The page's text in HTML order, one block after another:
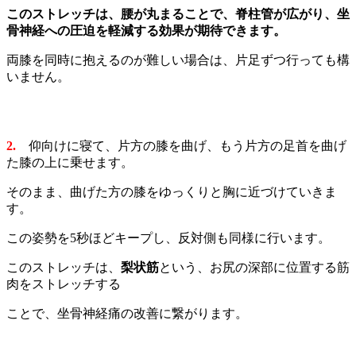
このストレッチは、腰が丸まることで、脊柱管が広がり、坐
骨神経への圧迫を軽減する効果が期待できます。
両膝を同時に抱えるのが難しい場合は、片足ずつ行っても構
いません。
2. 仰向けに寝て、片方の膝を曲げ、もう片方の足首を曲げ
た膝の上に乗せます。
そのまま、曲げた方の膝をゆっくりと胸に近づけていきま
す。
この姿勢を5秒ほどキープし、反対側も同様に行います。
このストレッチは、 梨状筋という、お尻の深部に位置する筋
肉をストレッチする
ことで、坐骨神経痛の改善に繋がります。